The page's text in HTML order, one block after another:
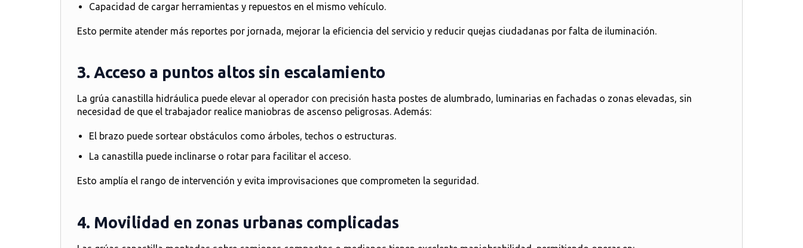
Capacidad de cargar herramientas y repuestos en el mismo vehículo.
Esto permite atender más reportes por jornada , mejorar la eficiencia del servicio y reducir quejas ciudadanas por falta de iluminación.
3. Acceso a puntos altos sin escalamiento
La grúa canastilla hidráulica puede elevar al operador con precisión hasta postes de alumbrado, luminarias en fachadas o zonas elevadas, sin
necesidad de que el trabajador realice maniobras de ascenso peligrosas. Además:
El brazo puede sortear obstáculos como árboles, techos o estructuras.
La canastilla puede inclinarse o rotar para facilitar el acceso.
Esto amplía el rango de intervención y evita improvisaciones que comprometen la seguridad .
4. Movilidad en zonas urbanas complicadas